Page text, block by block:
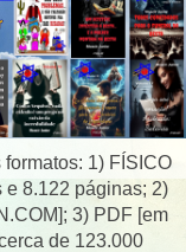
1) FÍSICO
e 8.122 páginas; 2)
3) PDF [em
de 123.000